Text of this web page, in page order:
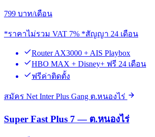
799 บาท/เดือน
*ราคาไม่รวม VAT 7% *สัญญา 24 เดือน
Router AX3000 + AIS Playbox
HBO MAX + Disney+ ฟรี 24 เดือน
ฟรีค่าติดตั้ง
สมัคร Net Inter Plus Gang ต.หนองไร่
Super Fast Plus 7 — ต.หนองไร่